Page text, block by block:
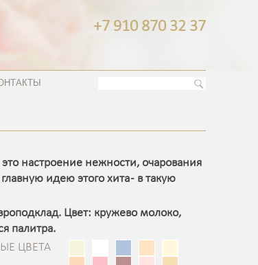
+7 910 870 32 37
настроение нежности, очарования
идею этого хита - в такую
Цвет: кружево молоко,
палитра.
ЦВЕТА